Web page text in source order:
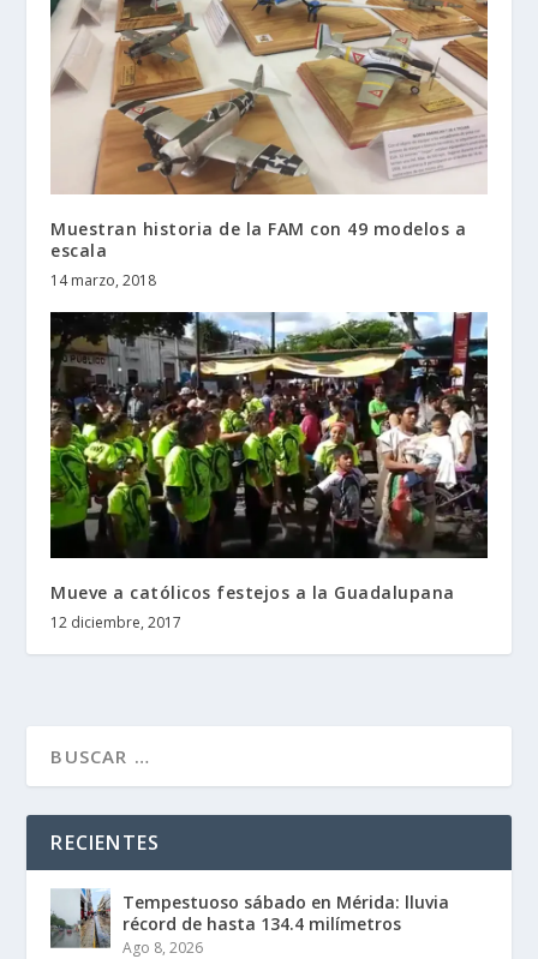
Muestran historia de la FAM con 49 modelos a
escala
14 marzo, 2018
Mueve a católicos festejos a la Guadalupana
12 diciembre, 2017
RECIENTES
Tempestuoso sábado en Mérida: lluvia
récord de hasta 134.4 milímetros
Ago 8, 2026